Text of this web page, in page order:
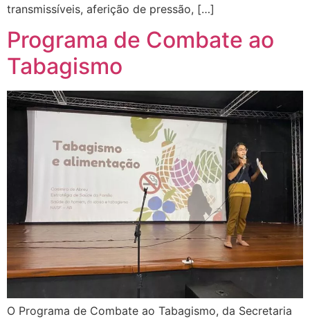
transmissíveis, aferição de pressão, […]
Programa de Combate ao
Tabagismo
O Programa de Combate ao Tabagismo, da Secretaria